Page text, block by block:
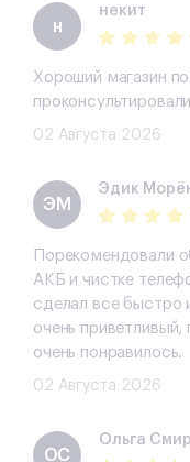
н
некит
Хороший магазин
проконсультировали
02 Августа 2026
ЭМ
Эдик
Порекомендовали
АКБ и чистке
сделал все быстро
очень
очень понравилось.
02 Августа 2026
ОС
Ольга